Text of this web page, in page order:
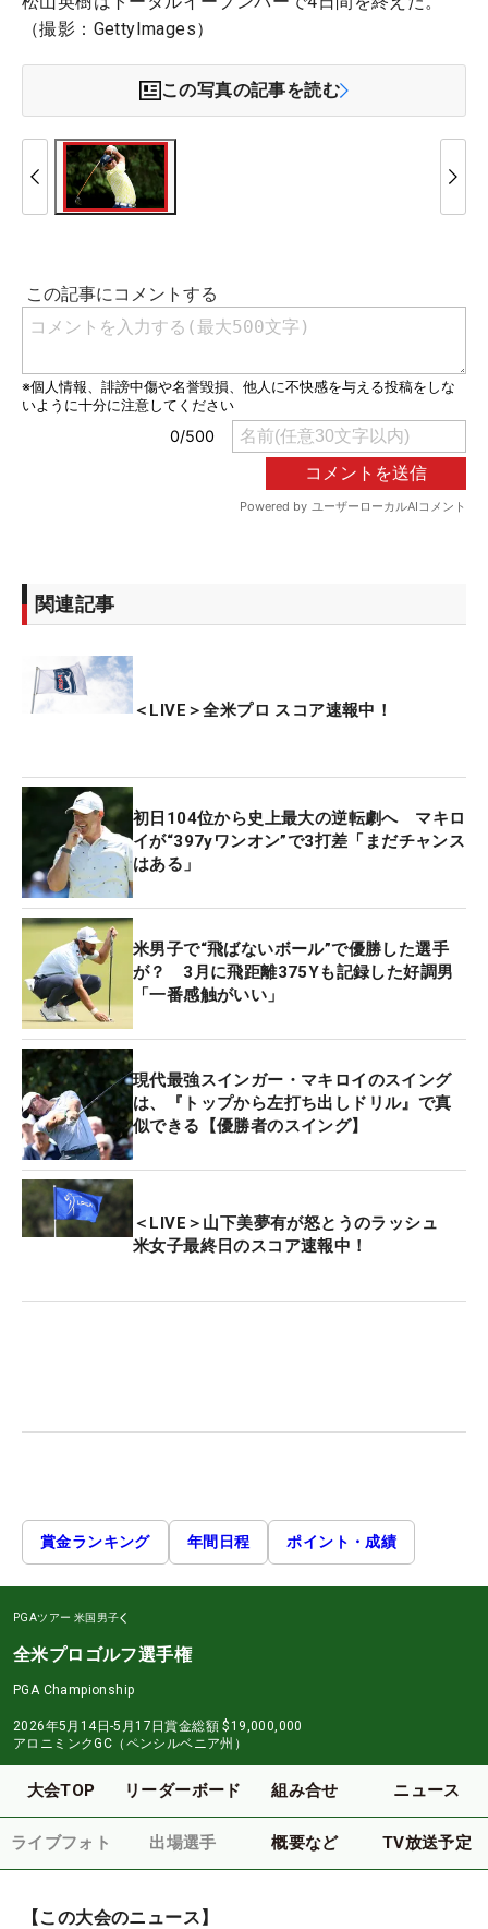
（撮影：GettyImages）
この写真の記事を読む
関連記事
＜LIVE＞全米プロ スコア速報中！
初日104位から史上最大の逆転劇へ マキロ
イが“397yワンオン”で3打差「まだチャンス
はある」
米男子で“飛ばないボール”で優勝した選手
が？ 3月に飛距離375Yも記録した好調男
「一番感触がいい」
現代最強スインガー・マキロイのスイング
は、『トップから左打ち出しドリル』で真
似できる【優勝者のスイング】
＜LIVE＞山下美夢有が怒とうのラッシュ
米女子最終日のスコア速報中！
賞金ランキング 年間日程 ポイント・成績
PGAツアー 米国男子
全米プロゴルフ選手権
PGA Championship
2026年5月14日-5月17日賞金総額 $19,000,000
アロニミンクGC（ペンシルベニア州）
大会TOP リーダーボード 組み合せ ニュース
ライブフォト 出場選手 概要など TV放送予定
【この大会のニュース】